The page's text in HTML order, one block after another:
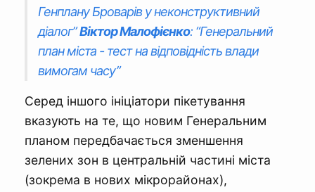
Генплану Броварів у неконструктивний
діалог”Віктор Малофієнко: “Генеральний
план міста - тест на відповідність влади
вимогам часу”
Серед іншого ініціатори пікетування
вказують на те, що новим Генеральним
планом передбачається зменшення
зелених зон в центральній частині міста
(зокрема в нових мікрорайонах),